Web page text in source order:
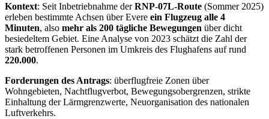
Kontext: Seit Inbetriebnahme derRNP-07L-Route (Sommer 2025)
erleben bestimmte Achsen über Evere ein Flugzeug alle 4
Minuten, also mehr als 200 tägliche Bewegungen über dicht
besiedeltem Gebiet. Eine Analyse von 2023 schätzt die Zahl der
stark betroffenen Personen im Umkreis des Flughafens auf rund
220.000.
Forderungen des Antrags: überflugfreie Zonen über
Wohngebieten, Nachtflugverbot, Bewegungsobergrenzen, strikte
Einhaltung der Lärmgrenzwerte, Neuorganisation des nationalen
Luftverkehrs.